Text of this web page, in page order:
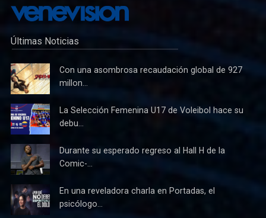
Últimas Noticias
Con una asombrosa recaudación global de 927
millon...
La Selección Femenina U17 de Voleibol hace su
debu...
Durante su esperado regreso al Hall H de la
Comic-...
En una reveladora charla en Portadas, el
psicólogo...